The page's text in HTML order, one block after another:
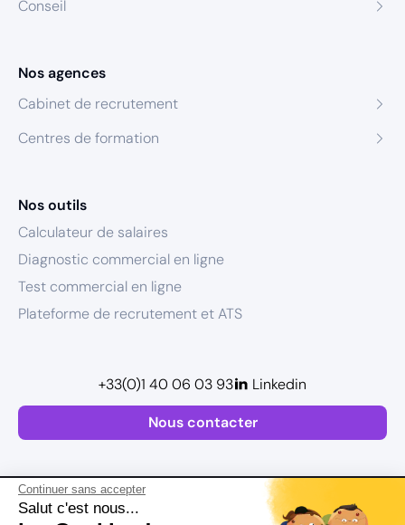
Continuer sans accepter
Salut c'est nous...
Conseil
Nos agences
Cabinet de recrutement
Centres de formation
Nos outils
Calculateur de salaires
Diagnostic commercial en ligne
Test commercial en ligne
Plateforme de recrutement et ATS
Nous contacter
+33(0)1 40 06 03 93 Linkedin